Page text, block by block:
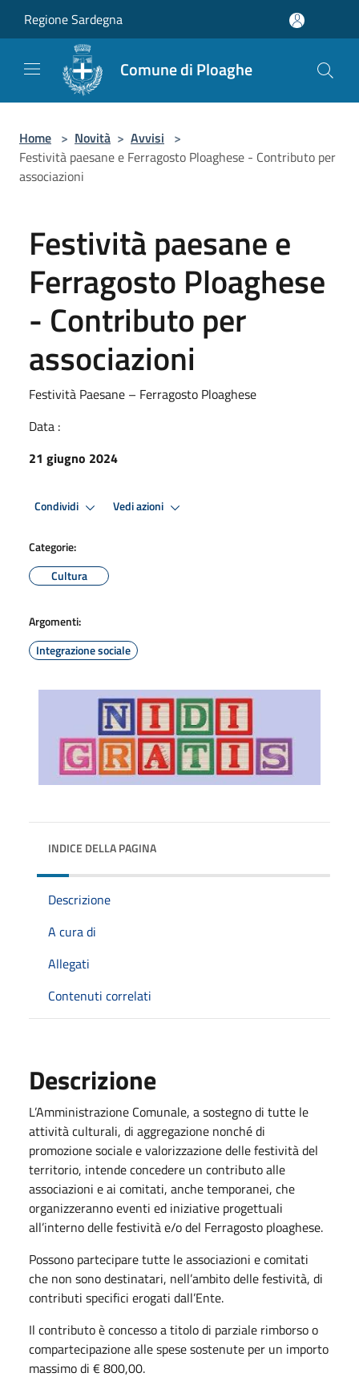
Regione Sardegna
Comune di Ploaghe
Home > Novità > Avvisi >
Festività paesane e Ferragosto Ploaghese - Contributo per
associazioni
Festività paesane e
Ferragosto Ploaghese
- Contributo per
associazioni
Festività Paesane – Ferragosto Ploaghese
Data :
21 giugno 2024
Condividi Vedi azioni
Categorie:
Cultura
Argomenti:
Integrazione sociale
INDICE DELLA PAGINA
Descrizione
A cura di
Allegati
Contenuti correlati
Descrizione
L’Amministrazione Comunale, a sostegno di tutte le
attività culturali, di aggregazione nonché di
promozione sociale e valorizzazione delle festività del
territorio, intende concedere un contributo alle
associazioni e ai comitati, anche temporanei, che
organizzeranno eventi ed iniziative progettuali
all’interno delle festività e/o del Ferragosto ploaghese.
Possono partecipare tutte le associazioni e comitati
che non sono destinatari, nell’ambito delle festività, di
contributi specifici erogati dall’Ente.
Il contributo è concesso a titolo di parziale rimborso o
compartecipazione alle spese sostenute per un importo
massimo di € 800,00.